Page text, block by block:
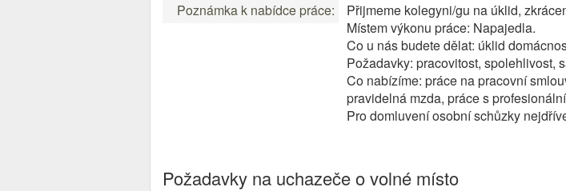
Poznámka k nabídce práce:
Přijmeme kolegyni/gu na úklid,
Místem výkonu práce: Napajedla.
Co u nás budete dělat: úklid
Požadavky: pracovitost, spolehlivost,
Co nabízíme: práce na pracovní
pravidelná mzda, práce s
Pro domluvení osobní schůzky
Požadavky na uchazeče o volné místo